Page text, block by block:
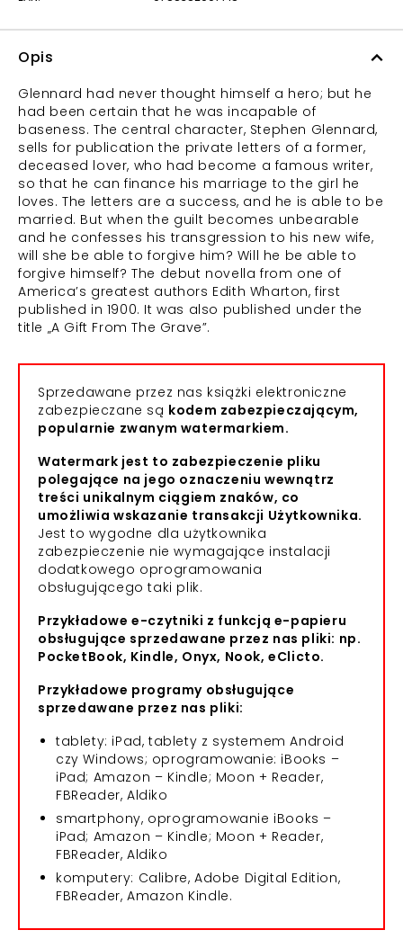
Opis
Glennard had never thought himself a hero; but he
had been certain that he was incapable of
baseness. The central character, Stephen Glennard,
sells for publication the private letters of a former,
deceased lover, who had become a famous writer,
so that he can finance his marriage to the girl he
loves. The letters are a success, and he is able to be
married. But when the guilt becomes unbearable
and he confesses his transgression to his new wife,
will she be able to forgive him? Will he be able to
forgive himself? The debut novella from one of
America’s greatest authors Edith Wharton, first
published in 1900. It was also published under the
title „A Gift From The Grave”.
Sprzedawane przez nas książki elektroniczne
zabezpieczane są kodem zabezpieczającym,
popularnie zwanym watermarkiem.
Watermark jest to zabezpieczenie pliku
polegające na jego oznaczeniu wewnątrz
treści unikalnym ciągiem znaków, co
umożliwia wskazanie transakcji Użytkownika.
Jest to wygodne dla użytkownika
zabezpieczenie nie wymagające instalacji
dodatkowego oprogramowania
obsługującego taki plik.
Przykładowe e-czytniki z funkcją e-papieru
obsługujące sprzedawane przez nas pliki: np.
PocketBook, Kindle, Onyx, Nook, eClicto.
Przykładowe programy obsługujące
sprzedawane przez nas pliki:
tablety: iPad, tablety z systemem Android
czy Windows; oprogramowanie: iBooks –
iPad; Amazon – Kindle; Moon + Reader,
FBReader, Aldiko
smartphony, oprogramowanie iBooks –
iPad; Amazon – Kindle; Moon + Reader,
FBReader, Aldiko
komputery: Calibre, Adobe Digital Edition,
FBReader, Amazon Kindle.